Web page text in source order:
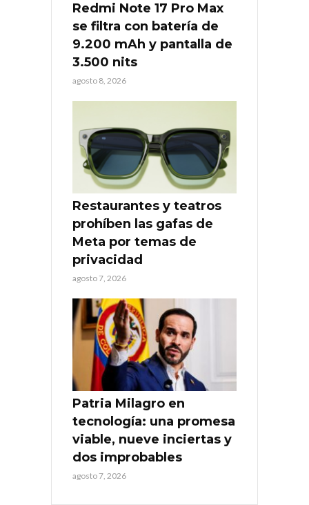
Redmi Note 17 Pro Max
se filtra con batería de
9.200 mAh y pantalla de
3.500 nits
agosto 8, 2026
Restaurantes y teatros
prohíben las gafas de
Meta por temas de
privacidad
agosto 7, 2026
Patria Milagro en
tecnología: una promesa
viable, nueve inciertas y
dos improbables
agosto 7, 2026